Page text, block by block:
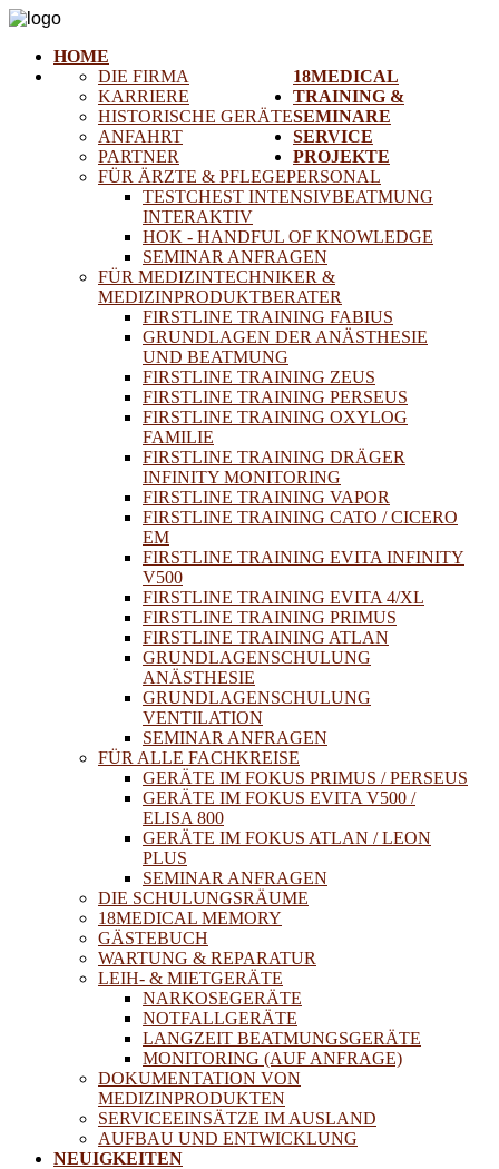
HOME
18MEDICAL
DIE FIRMA
KARRIERE
HISTORISCHE GERÄTE
ANFAHRT
PARTNER
TRAINING &
SEMINARE
FÜR ÄRZTE & PFLEGEPERSONAL
TESTCHEST INTENSIVBEATMUNG
INTERAKTIV
HOK - HANDFUL OF KNOWLEDGE
SEMINAR ANFRAGEN
FÜR MEDIZINTECHNIKER &
MEDIZINPRODUKTBERATER
FIRSTLINE TRAINING FABIUS
GRUNDLAGEN DER ANÄSTHESIE
UND BEATMUNG
FIRSTLINE TRAINING ZEUS
FIRSTLINE TRAINING PERSEUS
FIRSTLINE TRAINING OXYLOG
FAMILIE
FIRSTLINE TRAINING DRÄGER
INFINITY MONITORING
FIRSTLINE TRAINING VAPOR
FIRSTLINE TRAINING CATO / CICERO
EM
FIRSTLINE TRAINING EVITA INFINITY
V500
FIRSTLINE TRAINING EVITA 4/XL
FIRSTLINE TRAINING PRIMUS
FIRSTLINE TRAINING ATLAN
GRUNDLAGENSCHULUNG
ANÄSTHESIE
GRUNDLAGENSCHULUNG
VENTILATION
SEMINAR ANFRAGEN
FÜR ALLE FACHKREISE
GERÄTE IM FOKUS PRIMUS / PERSEUS
GERÄTE IM FOKUS EVITA V500 /
ELISA 800
GERÄTE IM FOKUS ATLAN / LEON
PLUS
SEMINAR ANFRAGEN
DIE SCHULUNGSRÄUME
18MEDICAL MEMORY
GÄSTEBUCH
SERVICE
WARTUNG & REPARATUR
LEIH- & MIETGERÄTE
NARKOSEGERÄTE
NOTFALLGERÄTE
LANGZEIT BEATMUNGSGERÄTE
MONITORING (AUF ANFRAGE)
DOKUMENTATION VON
MEDIZINPRODUKTEN
PROJEKTE
SERVICEEINSÄTZE IM AUSLAND
AUFBAU UND ENTWICKLUNG
NEUIGKEITEN